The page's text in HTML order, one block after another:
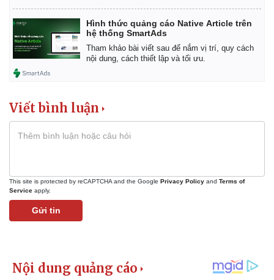
Kinh tế
Tỷ giá
Hình thức quảng cáo Native Article trên
hệ thống SmartAds
Tham khảo bài viết sau để nắm vị trí, quy cách
nội dung, cách thiết lập và tối ưu.
Viết bình luận
This site is protected by reCAPTCHA and the Google Privacy Policy and Terms of
Service apply.
Gửi tin